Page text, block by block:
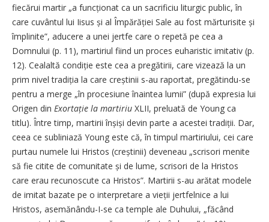
fiecărui martir „a funcționat ca un sacrificiu liturgic public, în
care cuvântul lui Iisus și al Împărăției Sale au fost mărturisite și
împlinite”, aducere a unei jertfe care o repetă pe cea a
Domnului (p. 11), martiriul fiind un proces euharistic imitativ (p.
12). Cealaltă condiție este cea a pregătirii, care vizează la un
prim nivel tradiția la care creștinii s-au raportat, pregătindu-se
pentru a merge „în procesiune înaintea lumii” (după expresia lui
Origen din Exortație la martiriu XLII, preluată de Young ca
titlu). Între timp, martirii înșiși devin parte a acestei tradiții. Dar,
ceea ce subliniază Young este că, în timpul martiriului, cei care
purtau numele lui Hristos (creștinii) deveneau „scrisori menite
să fie citite de comunitate și de lume, scrisori de la Hristos
care erau recunoscute ca Hristos”. Martirii s-au arătat modele
de imitat bazate pe o interpretare a vieții jertfelnice a lui
Hristos, asemănându-I-se ca temple ale Duhului, „făcând